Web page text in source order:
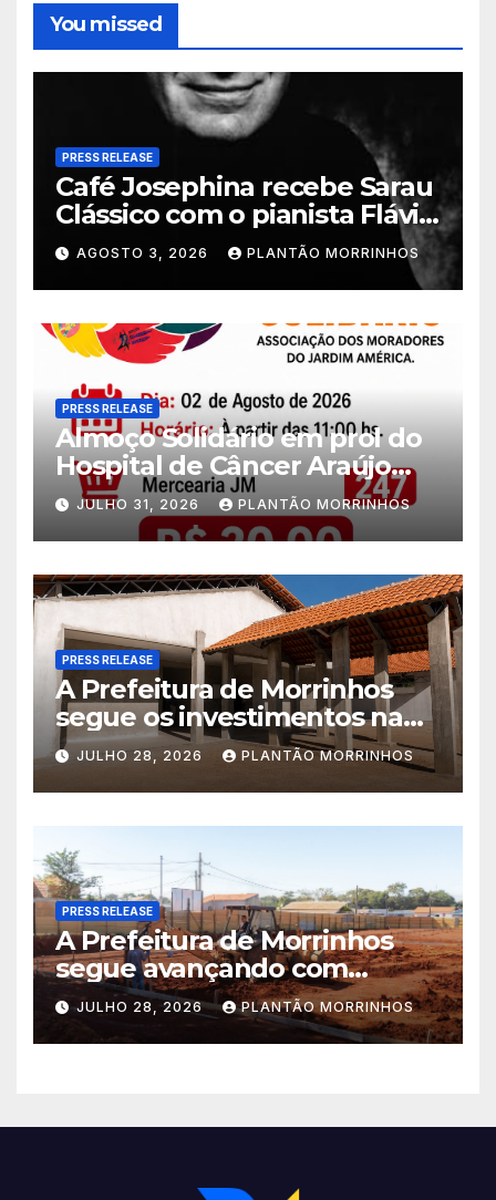
You missed
PRESS RELEASE
Café Josephina recebe Sarau
Clássico com o pianista Flávio
Varani nesta terça-feira
AGOSTO 3, 2026 PLANTÃO MORRINHOS
PRESS RELEASE
Almoço Solidário em prol do
Hospital de Câncer Araújo
Jorge é realizado no Jardim
América
JULHO 31, 2026 PLANTÃO MORRINHOS
PRESS RELEASE
A Prefeitura de Morrinhos
segue os investimentos na
educação. A obra da Escola
Municipal Eudóxio de
Figueiredo avança em ritmo
acelerado e já ganha forma.
JULHO 28, 2026 PLANTÃO MORRINHOS
PRESS RELEASE
A Prefeitura de Morrinhos
segue avançando com
importantes investimentos
no Setor Arca de Noé.
JULHO 28, 2026 PLANTÃO MORRINHOS